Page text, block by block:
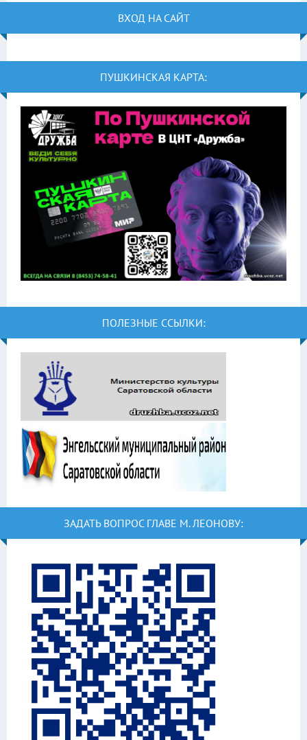
ВХОД НА САЙТ
ПУШКИНСКАЯ КАРТА:
ПОЛЕЗНЫЕ ССЫЛКИ:
ЗАДАТЬ ВОПРОС ГЛАВЕ М. ЛЕОНОВУ: